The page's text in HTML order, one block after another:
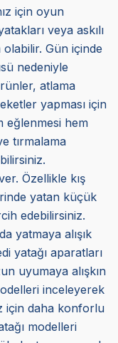
için oyun
veya askılı
olabilir. Gün içinde
nedeniyle
atlama
yapması için
eğlenmesi hem
tırmalama
Özellikle kış
yatan küçük
edebilirsiniz.
yatmaya alışık
yatağı aparatları
uyumaya alışkın
inceleyerek
için daha konforlu
modelleri